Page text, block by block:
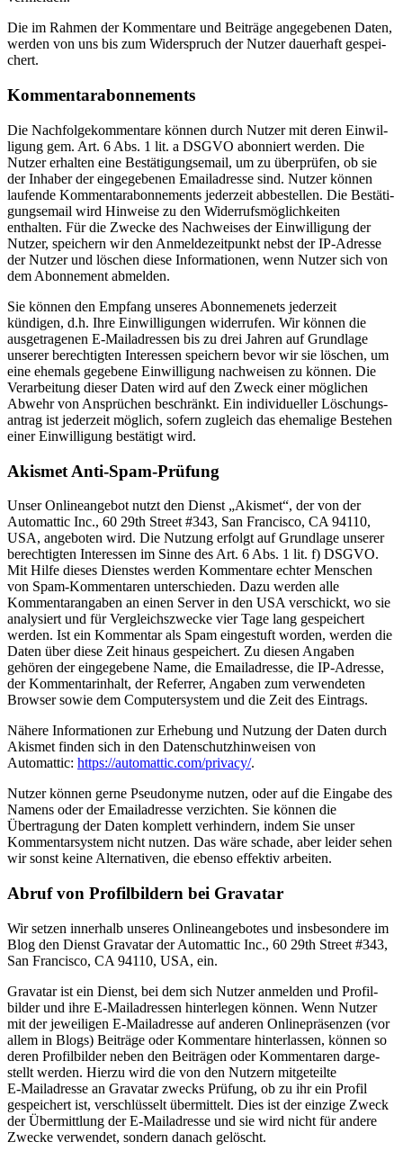
Die im Rahmen der Kommentare und Beiträge angege­benen Daten,
werden von uns bis zum Wider­spruch der Nutzer dauerhaft gespei­
chert.
Kommen­tarabon­ne­ments
Die Nachfol­ge­kom­mentare können durch Nutzer mit deren Einwil­
ligung gem. Art. 6 Abs. 1 lit. a DSGVO abonniert werden. Die
Nutzer erhalten eine Bestä­ti­gungs­email, um zu überprüfen, ob sie
der Inhaber der einge­ge­benen Email­adresse sind. Nutzer können
laufende Kommen­tarabon­ne­ments jederzeit abbestellen. Die Bestä­ti­
gungs­email wird Hinweise zu den Wider­rufs­mög­lich­keiten
enthalten. Für die Zwecke des Nachweises der Einwil­ligung der
Nutzer, speichern wir den Anmel­de­zeit­punkt nebst der IP-Adresse
der Nutzer und löschen diese Infor­ma­tionen, wenn Nutzer sich von
dem Abonnement abmelden.
Sie können den Empfang unseres Abonne­menets jederzeit
kündigen, d.h. Ihre Einwil­li­gungen wider­rufen. Wir können die
ausge­tra­genen E‑Mailadressen bis zu drei Jahren auf Grundlage
unserer berech­tigten Inter­essen speichern bevor wir sie löschen, um
eine ehemals gegebene Einwil­ligung nachweisen zu können. Die
Verar­beitung dieser Daten wird auf den Zweck einer möglichen
Abwehr von Ansprüchen beschränkt. Ein indivi­du­eller Löschungs­
antrag ist jederzeit möglich, sofern zugleich das ehemalige Bestehen
einer Einwil­ligung bestätigt wird.
Akismet Anti-Spam-Prüfung
Unser Online­an­gebot nutzt den Dienst „Akismet“, der von der
Automattic Inc., 60 29th Street #343, San Francisco, CA 94110,
USA, angeboten wird. Die Nutzung erfolgt auf Grundlage unserer
berech­tigten Inter­essen im Sinne des Art. 6 Abs. 1 lit. f) DSGVO.
Mit Hilfe dieses Dienstes werden Kommentare echter Menschen
von Spam-Kommen­taren unter­schieden. Dazu werden alle
Kommen­tar­an­gaben an einen Server in den USA verschickt, wo sie
analy­siert und für Vergleichs­zwecke vier Tage lang gespei­chert
werden. Ist ein Kommentar als Spam einge­stuft worden, werden die
Daten über diese Zeit hinaus gespei­chert. Zu diesen Angaben
gehören der einge­gebene Name, die Email­adresse, die IP-Adresse,
der Kommen­tar­inhalt, der Referrer, Angaben zum verwen­deten
Browser sowie dem Compu­ter­system und die Zeit des Eintrags.
Nähere Infor­ma­tionen zur Erhebung und Nutzung der Daten durch
Akismet finden sich in den Daten­schutz­hin­weisen von
Automattic: https://automattic.com/privacy/.
Nutzer können gerne Pseud­onyme nutzen, oder auf die Eingabe des
Namens oder der Email­adresse verzichten. Sie können die
Übertragung der Daten komplett verhindern, indem Sie unser
Kommen­tar­system nicht nutzen. Das wäre schade, aber leider sehen
wir sonst keine Alter­na­tiven, die ebenso effektiv arbeiten.
Abruf von Profil­bildern bei Gravatar
Wir setzen innerhalb unseres Online­an­ge­botes und insbe­sondere im
Blog den Dienst Gravatar der Automattic Inc., 60 29th Street #343,
San Francisco, CA 94110, USA, ein.
Gravatar ist ein Dienst, bei dem sich Nutzer anmelden und Profil­
bilder und ihre E‑Mailadressen hinter­legen können. Wenn Nutzer
mit der jewei­ligen E‑Mailadresse auf anderen Online­prä­senzen (vor
allem in Blogs) Beiträge oder Kommentare hinter­lassen, können so
deren Profil­bilder neben den Beiträgen oder Kommen­taren darge­
stellt werden. Hierzu wird die von den Nutzern mitge­teilte
E‑Mailadresse an Gravatar zwecks Prüfung, ob zu ihr ein Profil
gespei­chert ist, verschlüsselt übermittelt. Dies ist der einzige Zweck
der Übermittlung der E‑Mailadresse und sie wird nicht für andere
Zwecke verwendet, sondern danach gelöscht.